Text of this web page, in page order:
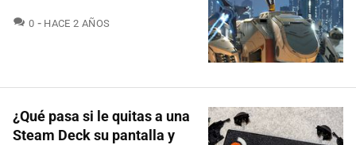
0 COMENTARIOS
HACE 2 AÑOS
¿Qué pasa si le quitas a una
Steam Deck su pantalla y